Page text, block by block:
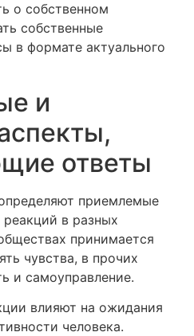
о собственном
собственные
в формате актуального
и
ответы
приемлемые
в разных
принимается
чувства, в прочих
и самоуправление.
влияют на ожидания
человека.